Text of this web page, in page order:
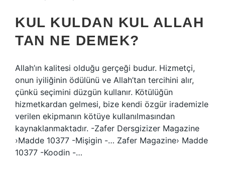
KUL KULDAN KUL ALLAH
TAN NE DEMEK?
Allah’ın kalitesi olduğu gerçeği budur. Hizmetçi,
onun iyiliğinin ödülünü ve Allah’tan tercihini alır,
çünkü seçimini düzgün kullanır. Kötülüğün
hizmetkardan gelmesi, bize kendi özgür irademizle
verilen ekipmanın kötüye kullanılmasından
kaynaklanmaktadır. -Zafer Dersgizizer Magazine
›Madde 10377 -Mişigin -… Zafer Magazine› Madde
10377 -Koodin -…